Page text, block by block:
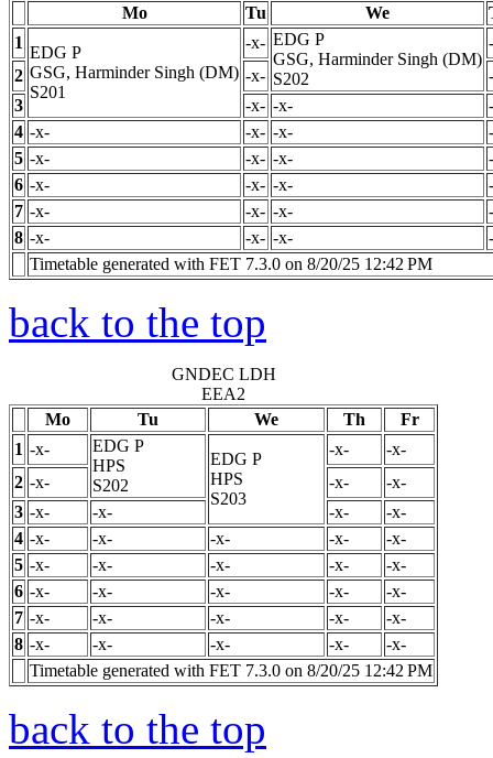
Mo
Tu We
1
EDG P
GSG, Harminder Singh (DM)
S201
-x- EDG P
GSG, Harminder Singh (DM)
S202
2
-x-
3
-x- -x-
4 -x- -x- -x-
5 -x- -x- -x-
6 -x- -x- -x-
7 -x- -x- -x-
8 -x- -x- -x-
Timetable generated with FET 7.3.0 on 8/20/25 12:42 PM
back to the top
GNDEC LDH
EEA2
Mo
Tu We Th
Fr
1 -x- EDG P
HPS
S202
EDG P
HPS
S203
-x-
-x-
2 -x- -x-
-x-
3 -x- -x- -x-
-x-
4 -x- -x- -x- -x-
-x-
5 -x- -x- -x- -x-
-x-
6 -x- -x- -x- -x-
-x-
7 -x- -x- -x- -x-
-x-
8 -x- -x- -x- -x-
-x-
Timetable generated with FET 7.3.0 on 8/20/25 12:42 PM
back to the top